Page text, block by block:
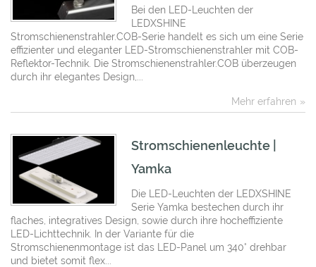
Mehr erfahren
Bei den LED-Leuchten der
LEDXSHINE
Stromschienenstrahler.COB-Serie handelt es sich um eine Serie
effizienter und eleganter LED-Stromschienenstrahler mit COB-
Reflektor-Technik. Die Stromschienenstrahler.COB überzeugen
durch ihr elegantes Design,...
Stromschienenleuchte |
Yamka
Die LED-Leuchten der LEDXSHINE
Serie Yamka bestechen durch ihr
flaches, integratives Design, sowie durch ihre hocheffiziente
LED-Lichttechnik. In der Variante für die
Stromschienenmontage ist das LED-Panel um 340° drehbar
und bietet somit flex...